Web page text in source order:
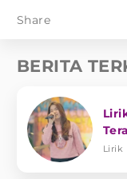
Share
BERITA
Lirik